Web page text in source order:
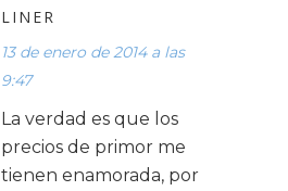
LINER
13 de enero de 2014 a las
9:47
La verdad es que los
precios de primor me
tienen enamorada, por